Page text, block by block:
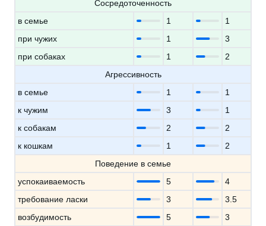
Сосредоточенность
в семье
1
1
при чужих
1
3
при собаках
1
2
Агрессивность
в семье
1
1
к чужим
3
1
к собакам
2
2
к кошкам
1
2
Поведение в семье
успокаиваемость
5
4
требование ласки
3
3.5
возбудимость
5
3